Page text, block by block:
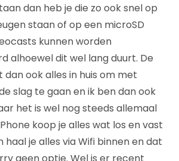
dan heb je die zo ook snel op
staan of op een microSD
kunnen worden
alhoewel dit wel lang duurt. De
ook alles in huis om met
slag te gaan en ik ben dan ook
het is wel nog steeds allemaal
koop je alles wat los en vast
haal je alles via Wifi binnen en dat
geen optie. Wel is er recent